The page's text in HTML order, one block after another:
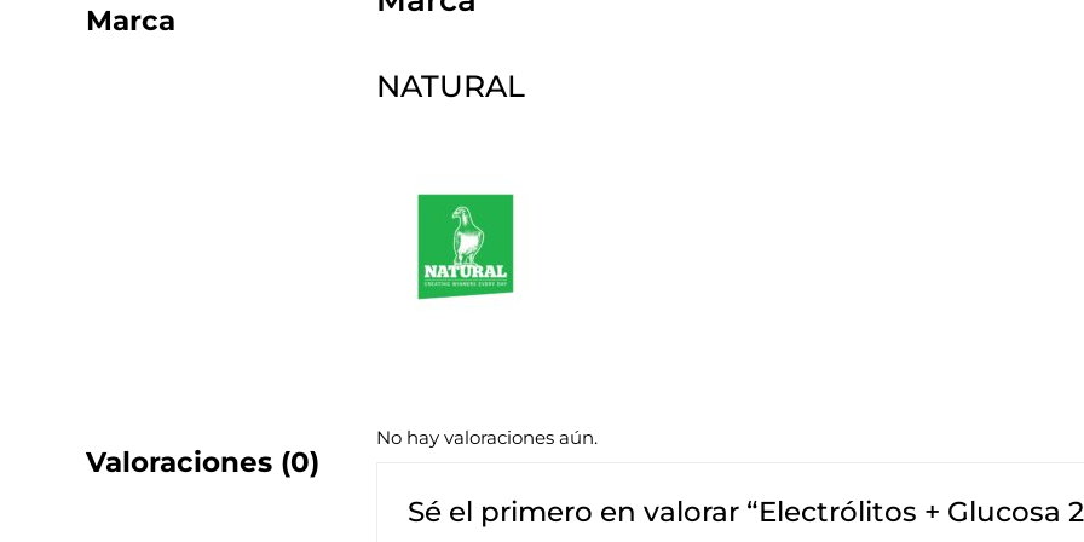
Marca
NATURAL
Valoraciones (0)
No hay valoraciones aún.
Sé el primero en valorar “Electrólitos + Glucosa